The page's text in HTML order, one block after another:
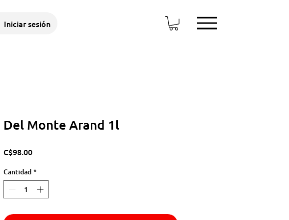
Iniciar sesión
Del Monte Arand 1l
C$98.00Precio
Cantidad *